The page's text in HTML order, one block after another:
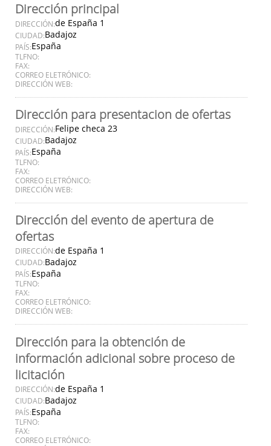
Dirección principal
DIRECCIÓN:de España 1
CIUDAD:Badajoz
PAÍS:España
TLFNO:
FAX:
CORREO ELETRÓNICO:
DIRECCIÓN WEB:
Dirección para presentacion de ofertas
DIRECCIÓN:Felipe checa 23
CIUDAD:Badajoz
PAÍS:España
TLFNO:
FAX:
CORREO ELETRÓNICO:
DIRECCIÓN WEB:
Dirección del evento de apertura de
ofertas
DIRECCIÓN:de España 1
CIUDAD:Badajoz
PAÍS:España
TLFNO:
FAX:
CORREO ELETRÓNICO:
DIRECCIÓN WEB:
Dirección para la obtención de
información adicional sobre proceso de
licitación
DIRECCIÓN:de España 1
CIUDAD:Badajoz
PAÍS:España
TLFNO:
FAX:
CORREO ELETRÓNICO: